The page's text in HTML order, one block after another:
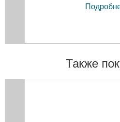
Также